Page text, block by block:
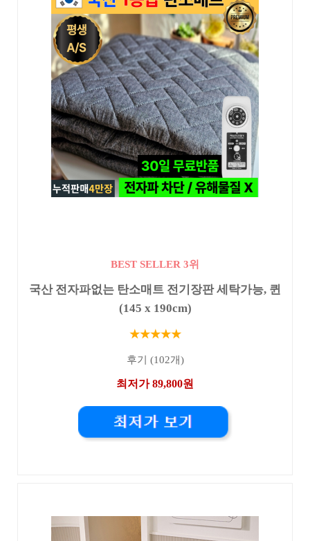
BEST SELLER 3위
국산 전자파없는 탄소매트 전기장판 세탁가능, 퀸
(145 x 190cm)
★★★★★
후기 (102개)
최저가 89,800원